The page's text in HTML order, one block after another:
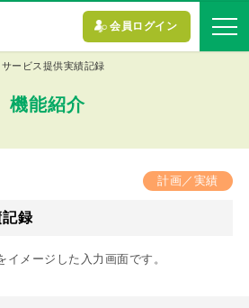
会員ログイン
サービス提供実績記録
機能紹介
計画／実績
録
メージした入力画面です。